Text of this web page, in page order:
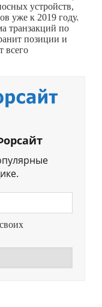
устройств,
уже к 2019 году.
транзакций по
позиции и
всего